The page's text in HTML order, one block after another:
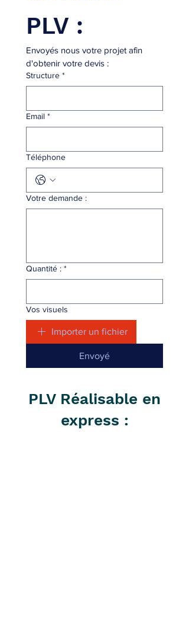
Envoyés nous votre projet afin
d'obtenir votre devis :
Structure *
Email *
Téléphone
Votre demande :
Quantité : *
Vos visuels
Importer un fichier
Envoyé
PLV Réalisable en
express :